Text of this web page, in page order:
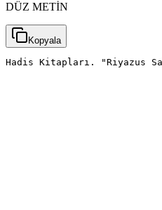
DÜZ METİN
Kopyala
Hadis Kitapları. "Riyazus